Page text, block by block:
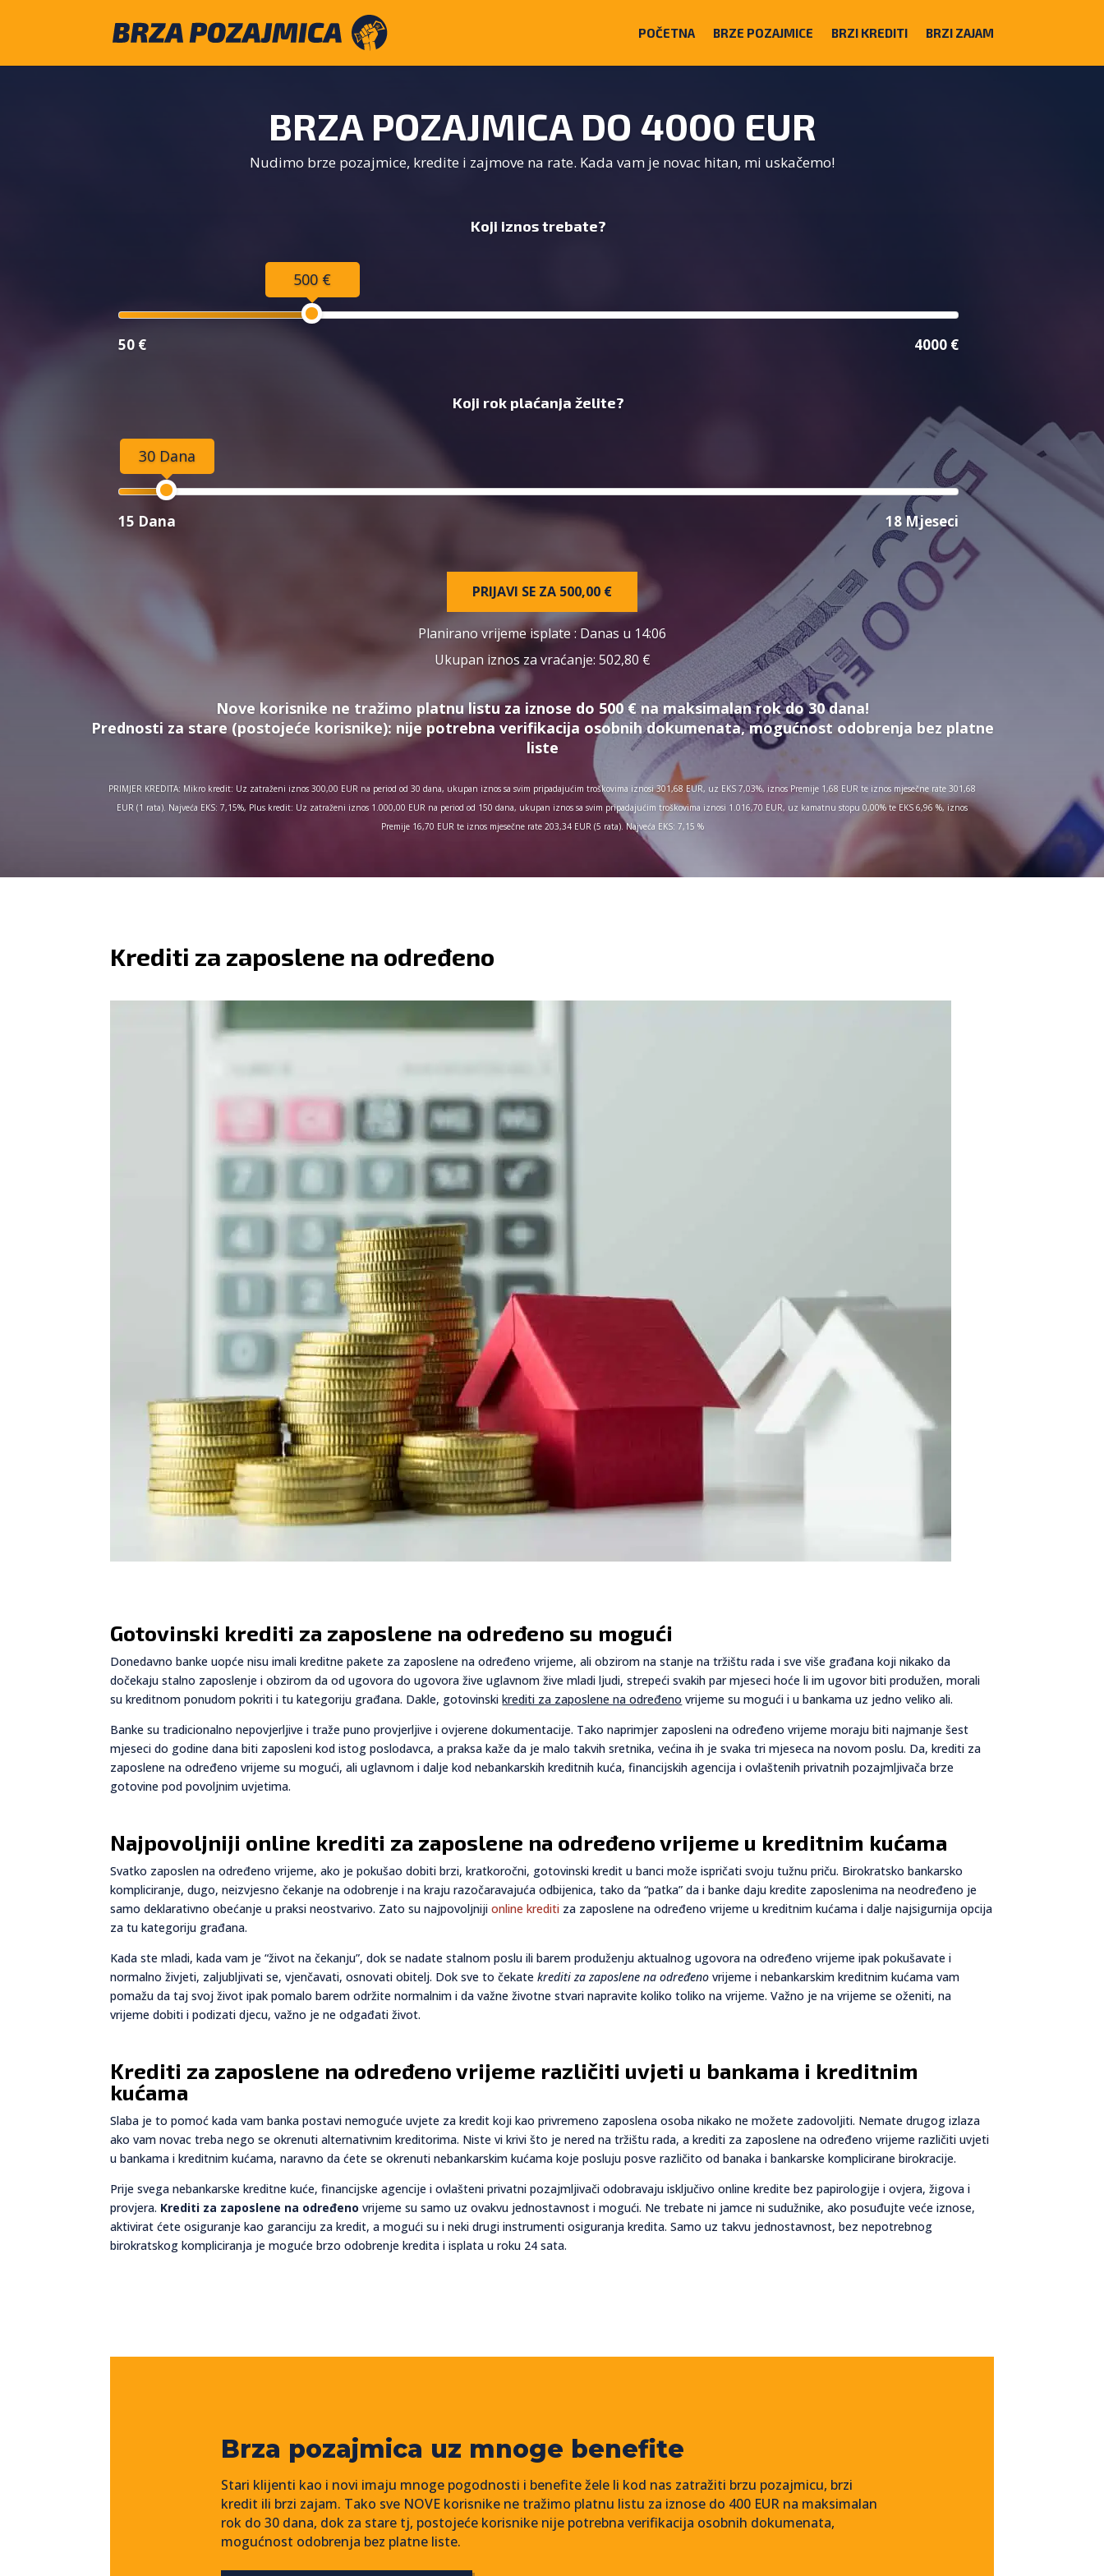
POČETNA BRZE POZAJMICE BRZI KREDITI BRZI ZAJAM
BRZA POZAJMICA DO 4000 EUR
Nudimo brze pozajmice, kredite i zajmove na rate. Kada vam je novac hitan, mi uskačemo!
Koji iznos trebate?
500 €
50 € 4000 €
Koji rok plaćanja želite?
30 Dana
15 Dana 18 Mjeseci
PRIJAVI SE ZA 500,00 €
Planirano vrijeme isplate: Danas u 14:06
Ukupan iznos za vraćanje: 502,80 €
Nove korisnike ne tražimo platnu listu za iznose do 500 € na maksimalan rok do 30 dana!
Prednosti za stare (postojeće korisnike): nije potrebna verifikacija osobnih dokumenata, mogućnost odobrenja bez platne
liste
PRIMJER KREDITA: Mikro kredit: Uz zatraženi iznos 300,00 EUR na period od 30 dana, ukupan iznos sa svim pripadajućim troškovima iznosi 301,68 EUR, uz EKS 7,03%, iznos Premije 1,68 EUR te iznos mjesečne rate 301,68
EUR (1 rata). Najveća EKS: 7,15%, Plus kredit: Uz zatraženi iznos 1.000,00 EUR na period od 150 dana, ukupan iznos sa svim pripadajućim troškovima iznosi 1.016,70 EUR, uz kamatnu stopu 0,00% te EKS 6,96 %, iznos
Premije 16,70 EUR te iznos mjesečne rate 203,34 EUR (5 rata). Najveća EKS: 7,15 %
Krediti za zaposlene na određeno
Gotovinski krediti za zaposlene na određeno su mogući
Donedavno banke uopće nisu imali kreditne pakete za zaposlene na određeno vrijeme, ali obzirom na stanje na tržištu rada i sve više građana koji nikako da
dočekaju stalno zaposlenje i obzirom da od ugovora do ugovora žive uglavnom žive mladi ljudi, strepeći svakih par mjeseci hoće li im ugovor biti produžen, morali
su kreditnom ponudom pokriti i tu kategoriju građana. Dakle, gotovinskikrediti za zaposlene na određeno vrijeme su mogući i u bankama uz jedno veliko ali.
Banke su tradicionalno nepovjerljive i traže puno provjerljive i ovjerene dokumentacije. Tako naprimjer zaposleni na određeno vrijeme moraju biti najmanje šest
mjeseci do godine dana biti zaposleni kod istog poslodavca, a praksa kaže da je malo takvih sretnika, većina ih je svaka tri mjeseca na novom poslu. Da, krediti za
zaposlene na određeno vrijeme su mogući, ali uglavnom i dalje kod nebankarskih kreditnih kuća, financijskih agencija i ovlaštenih privatnih pozajmljivača brze
gotovine pod povoljnim uvjetima.
Najpovoljniji online krediti za zaposlene na određeno vrijeme u kreditnim kućama
Svatko zaposlen na određeno vrijeme, ako je pokušao dobiti brzi, kratkoročni, gotovinski kredit u banci može ispričati svoju tužnu priču. Birokratsko bankarsko
kompliciranje, dugo, neizvjesno čekanje na odobrenje i na kraju razočaravajuća odbijenica, tako da “patka” da i banke daju kredite zaposlenima na neodređeno je
samo deklarativno obećanje u praksi neostvarivo. Zato su najpovoljnijionline krediti za zaposlene na određeno vrijeme u kreditnim kućama i dalje najsigurnija opcija
za tu kategoriju građana.
Kada ste mladi, kada vam je “život na čekanju”, dok se nadate stalnom poslu ili barem produženju aktualnog ugovora na određeno vrijeme ipak pokušavate i
normalno živjeti, zaljubljivati se, vjenčavati, osnovati obitelj. Dok sve to čekatekrediti za zaposlene na određeno vrijeme i nebankarskim kreditnim kućama vam
pomažu da taj svoj život ipak pomalo barem održite normalnim i da važne životne stvari napravite koliko toliko na vrijeme. Važno je na vrijeme se oženiti, na
vrijeme dobiti i podizati djecu, važno je ne odgađati život.
Krediti za zaposlene na određeno vrijeme različiti uvjeti u bankama i kreditnim
kućama
Slaba je to pomoć kada vam banka postavi nemoguće uvjete za kredit koji kao privremeno zaposlena osoba nikako ne možete zadovoljiti. Nemate drugog izlaza
ako vam novac treba nego se okrenuti alternativnim kreditorima. Niste vi krivi što je nered na tržištu rada, a krediti za zaposlene na određeno vrijeme različiti uvjeti
u bankama i kreditnim kućama, naravno da ćete se okrenuti nebankarskim kućama koje posluju posve različito od banaka i bankarske komplicirane birokracije.
Prije svega nebankarske kreditne kuće, financijske agencije i ovlašteni privatni pozajmljivači odobravaju isključivo online kredite bez papirologije i ovjera, žigova i
provjera. Krediti za zaposlene na određeno vrijeme su samo uz ovakvu jednostavnost i mogući. Ne trebate ni jamce ni sudužnike, ako posuđujte veće iznose,
aktivirat ćete osiguranje kao garanciju za kredit, a mogući su i neki drugi instrumenti osiguranja kredita. Samo uz takvu jednostavnost, bez nepotrebnog
birokratskog kompliciranja je moguće brzo odobrenje kredita i isplata u roku 24 sata.
Brza pozajmica uz mnoge benefite
Stari klijenti kao i novi imaju mnoge pogodnosti i benefite žele li kod nas zatražiti brzu pozajmicu, brzi
kredit ili brzi zajam. Tako sve NOVE korisnike ne tražimo platnu listu za iznose do 400 EUR na maksimalan
rok do 30 dana, dok za stare tj, postojeće korisnike nije potrebna verifikacija osobnih dokumenata,
mogućnost odobrenja bez platne liste.